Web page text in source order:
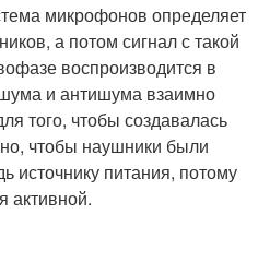
микрофонов определяет
а потом сигнал с такой
воспроизводится в
и антишума взаимно
того, чтобы создавалась
чтобы наушники были
источнику питания, потому
активной.